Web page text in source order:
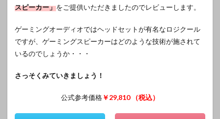
スピーカー」をご提供いただきましたのでレビューします。
ゲーミングオーディオではヘッドセットが有名なロジクール
ですが、ゲーミングスピーカーはどのような技術が施されて
いるのでしょうか・・・
さっそくみていきましょう！
公式参考価格￥29,810 （税込）